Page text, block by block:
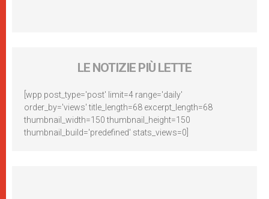
LE NOTIZIE PIÙ LETTE
[wpp post_type='post' limit=4 range='daily'
order_by='views' title_length=68 excerpt_length=68
thumbnail_width=150 thumbnail_height=150
thumbnail_build='predefined' stats_views=0]